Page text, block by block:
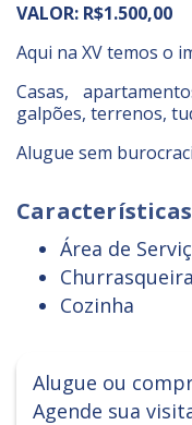
VALOR: R$1.500,00
Aqui na XV temos o
Casas,
galpões, terrenos,
Alugue sem
Características
Área de
Churrasqueira
Cozinha
Alugue ou
Agende sua